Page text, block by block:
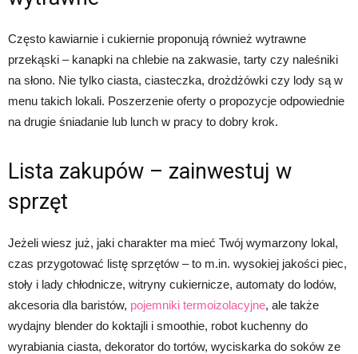
Często kawiarnie i cukiernie proponują również wytrawne
przekąski – kanapki na chlebie na zakwasie, tarty czy naleśniki
na słono. Nie tylko ciasta, ciasteczka, drożdżówki czy lody są w
menu takich lokali. Poszerzenie oferty o propozycje odpowiednie
na drugie śniadanie lub lunch w pracy to dobry krok.
Lista zakupów – zainwestuj w
sprzęt
Jeżeli wiesz już, jaki charakter ma mieć Twój wymarzony lokal,
czas przygotować listę sprzętów – to m.in. wysokiej jakości piec,
stoły i lady chłodnicze, witryny cukiernicze, automaty do lodów,
akcesoria dla baristów, pojemniki termoizolacyjne, ale także
wydajny blender do koktajli i smoothie, robot kuchenny do
wyrabiania ciasta, dekorator do tortów, wyciskarka do soków ze